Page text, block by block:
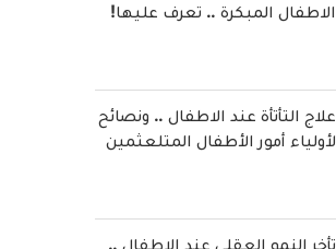
الاطفال المبكرة .. تعرف عليها!
علاج التأتأة عند الاطفال .. ونصائح
لأولياء أمور الأطفال المتلعثمين